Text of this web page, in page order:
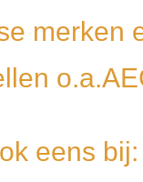
merken
eens bij: